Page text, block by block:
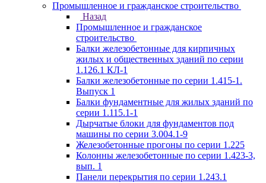
Промышленное и гражданское строительство
Назад
Промышленное и гражданское
строительство
Балки железобетонные для кирпичных
жилых и общественных зданий по серии
1.126.1 КЛ-1
Балки железобетонные по серии 1.415-1.
Выпуск 1
Балки фундаментные для жилых зданий по
серии 1.115.1-1
Дырчатые блоки для фундаментов под
машины по серии 3.004.1-9
Железобетонные прогоны по серии 1.225
Колонны железобетонные по серии 1.423-3,
вып. 1
Панели перекрытия по серии 1.243.1